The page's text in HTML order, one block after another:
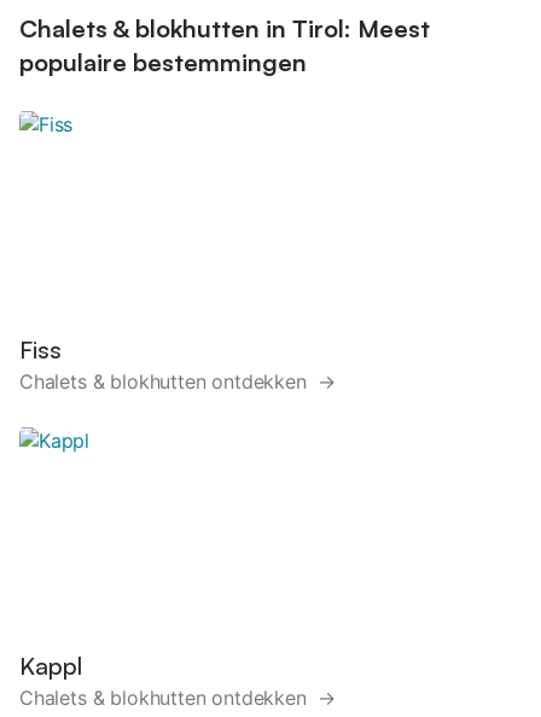
Chalets & blokhutten in Tirol: Meest
populaire bestemmingen
Fiss
Chalets & blokhutten ontdekken →
Kappl
Chalets & blokhutten ontdekken →